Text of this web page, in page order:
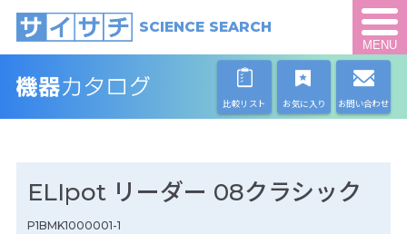
SCIENCE SEARCH
MENU
比較リスト お気に入り お問い合わせ
ELIpot リーダー 08クラシック
P1BMK1000001-1